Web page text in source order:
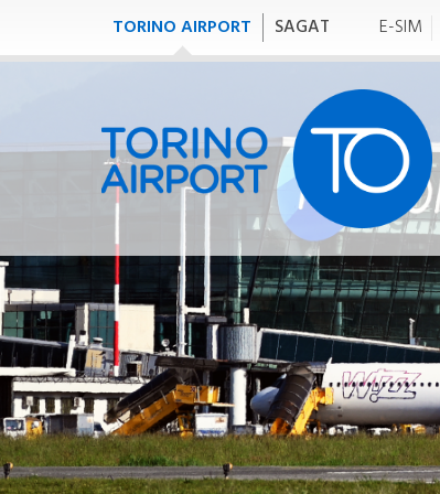
TORINO AIRPORT SAGAT E-SIM
TO FLY
tofly
VOLI
Meteo
Orario generale
Partenze/Arrivi
Mappa destinazioni
Compagnie aeree